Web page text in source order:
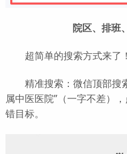
院区、排班
超简单的搜索方式来了！
精准搜索：微信顶部搜
属中医医院”（一字不差）
错目标。